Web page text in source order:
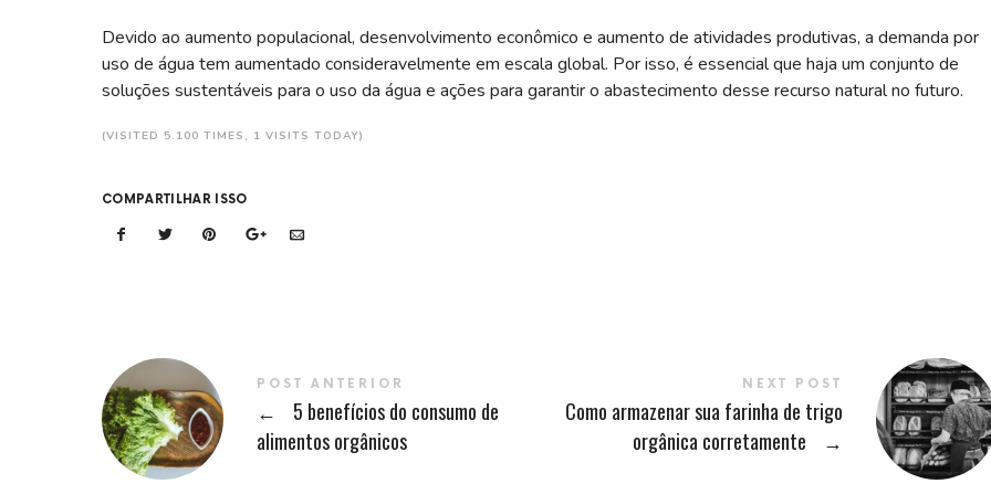
Devido ao aumento populacional, desenvolvimento econômico e aumento de atividades produtivas, a demanda por
uso de água tem aumentado consideravelmente em escala global. Por isso, é essencial que haja um conjunto de
soluções sustentáveis para o uso da água e ações para garantir o abastecimento desse recurso natural no futuro.
(VISITED 5.100 TIMES, 1 VISITS TODAY)
COMPARTILHAR ISSO
POST ANTERIOR
←
5 benefícios do consumo de
alimentos orgânicos
NEXT POST
Como armazenar sua farinha de trigo
orgânica corretamente
→